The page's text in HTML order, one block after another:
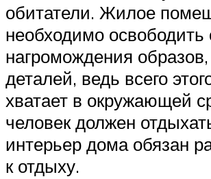
обитатели. Жилое
необходимо освободить
нагромождения
деталей, ведь всего
хватает в окружающей
человек должен
интерьер дома обязан
к отдыху.